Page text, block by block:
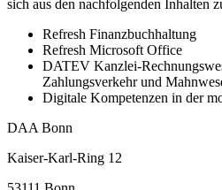
sich aus den nachfolgenden Inhalten
Refresh Finanzbuchhaltung
Refresh Microsoft Office
DATEV Kanzlei-
Zahlungsverkehr und
Digitale Kompetenzen in der
DAA Bonn
Kaiser-Karl-Ring 12